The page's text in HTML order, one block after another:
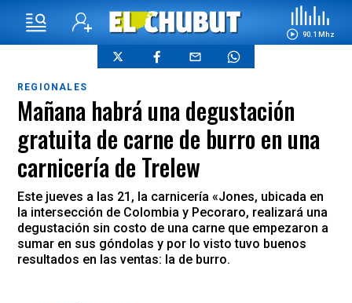
90.1 Mhz
REGIONALES
Mañana habrá una degustación
gratuita de carne de burro en una
carnicería de Trelew
Este jueves a las 21, la carnicería «Jones, ubicada en
la intersección de Colombia y Pecoraro, realizará una
degustación sin costo de una carne que empezaron a
sumar en sus góndolas y por lo visto tuvo buenos
resultados en las ventas: la de burro.